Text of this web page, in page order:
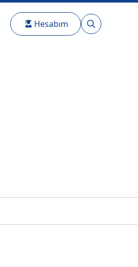
Hesabım